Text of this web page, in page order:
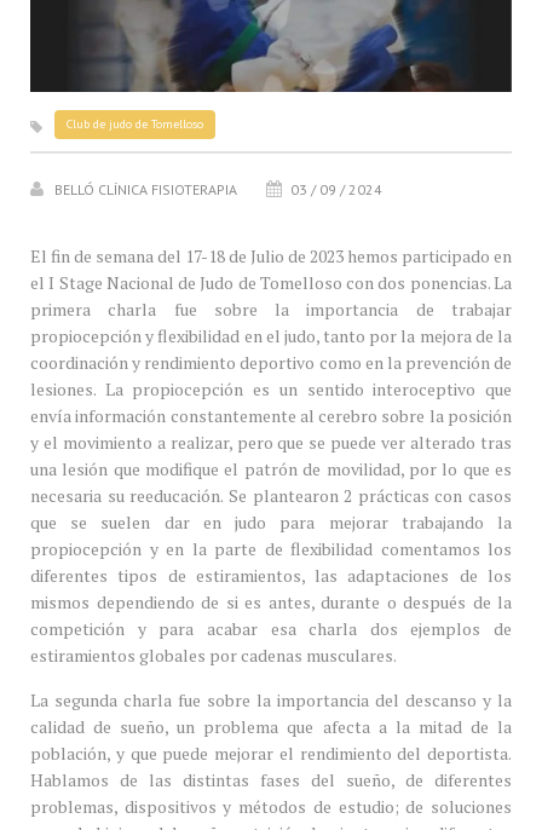
Club de judo de Tomelloso
BELLÓ CLÍNICA FISIOTERAPIA 03 / 09 / 2024
El fin de semana del 17-18 de Julio de 2023 hemos participado en
el I Stage Nacional de Judo de Tomelloso con dos ponencias. La
primera charla fue sobre la importancia de trabajar
propiocepción y flexibilidad en el judo, tanto por la mejora de la
coordinación y rendimiento deportivo como en la prevención de
lesiones. La propiocepción es un sentido interoceptivo que
envía información constantemente al cerebro sobre la posición
y el movimiento a realizar, pero que se puede ver alterado tras
una lesión que modifique el patrón de movilidad, por lo que es
necesaria su reeducación. Se plantearon 2 prácticas con casos
que se suelen dar en judo para mejorar trabajando la
propiocepción y en la parte de flexibilidad comentamos los
diferentes tipos de estiramientos, las adaptaciones de los
mismos dependiendo de si es antes, durante o después de la
competición y para acabar esa charla dos ejemplos de
estiramientos globales por cadenas musculares.
La segunda charla fue sobre la importancia del descanso y la
calidad de sueño, un problema que afecta a la mitad de la
población, y que puede mejorar el rendimiento del deportista.
Hablamos de las distintas fases del sueño, de diferentes
problemas, dispositivos y métodos de estudio; de soluciones